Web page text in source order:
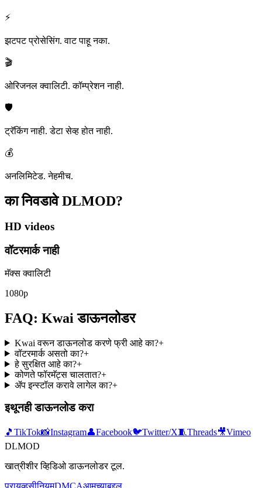
⚡
झटपट प्रोसेसिंग. वाट पाहू नका.
🎬
ओरिजनल क्वालिटी. कॉम्प्रेशन नाही.
🛡️
ट्रॅकिंग नाही. डेटा सेव्ह होत नाही.
💰
अनलिमिटेड. नेहमीच.
का निवडावे DLMOD?
HD videos
वॉटरमार्क नाही
मॅक्स क्वालिटी
1080p
FAQ: Kwai डाऊनलोडर
Kwai वरून डाऊनलोड करणे फ्री आहे का?+
वॉटरमार्क असतो का?+
हे सुरक्षित आहे का?+
कोणते फॉरमॅट्स चालतात?+
ॲप इन्स्टॉल करावे लागेल का?+
इथूनही डाऊनलोड करा
🎵 TikTok📸Instagram👤Facebook🐦Twitter/X🧵Threads🎥Vimeo
DLMOD
खात्रीशीर व्हिडिओ डाऊनलोडर टूल.